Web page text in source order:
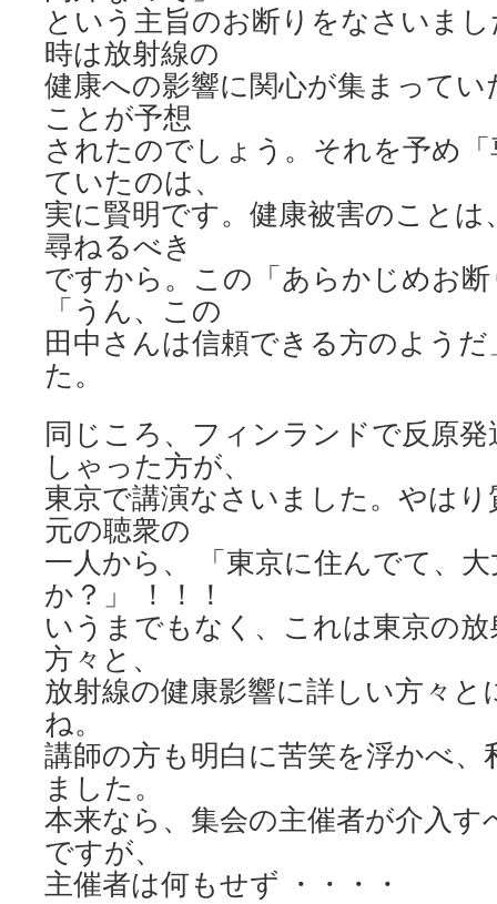
という主旨のお断りをなさいま
時は放射線の
健康への影響に関心が集まって
ことが予想
されたのでしょう。それを予め
ていたのは、
実に賢明です。健康被害のこと
尋ねるべき
ですから。この「あらかじめお
「うん、この
田中さんは信頼できる方のよう
た。
同じころ、フィンランドで反原
しゃった方が、
東京で講演なさいました。やは
元の聴衆の
一人から、 「東京に住んでて、
か？」 ！！！
いうまでもなく、これは東京の
方々と、
放射線の健康影響に詳しい方々
ね。
講師の方も明白に苦笑を浮かべ
ました。
本来なら、集会の主催者が介入す
ですが、
主催者は何もせず ・・・・